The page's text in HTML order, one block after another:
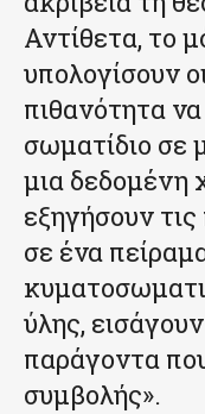
Αντίθετα, το
υπολογίσουν
πιθανότητα
σωματίδιο σε
μια δεδομένη
εξηγήσουν
σε ένα
ύλης,
παράγοντα
συμβολής».